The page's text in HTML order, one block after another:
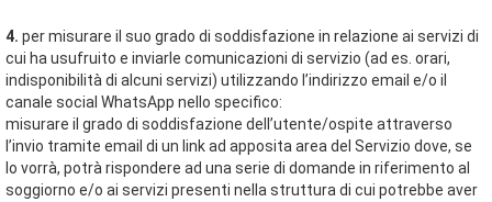
4. per misurare il suo grado di soddisfazione in relazione ai servizi di
cui ha usufruito e inviarle comunicazioni di servizio (ad es. orari,
indisponibilità di alcuni servizi) utilizzando l’indirizzo email e/o il
canale social WhatsApp nello specifico:
misurare il grado di soddisfazione dell’utente/ospite attraverso
l’invio tramite email di un link ad apposita area del Servizio dove, se
lo vorrà, potrà rispondere ad una serie di domande in riferimento al
soggiorno e/o ai servizi presenti nella struttura di cui potrebbe aver